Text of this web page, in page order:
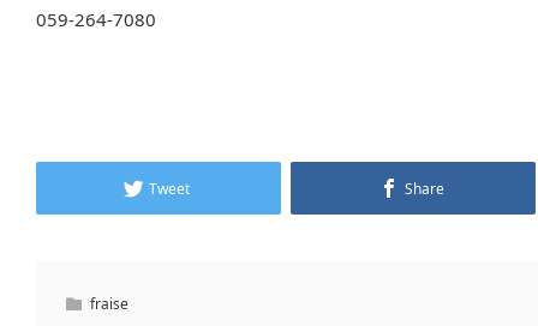
059-264-7080
Tweet Share
fraise